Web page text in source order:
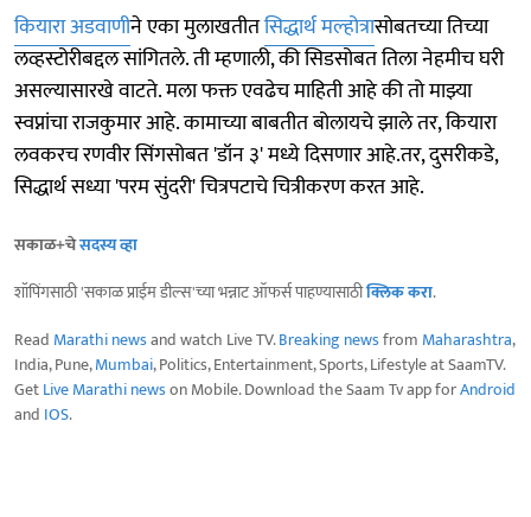
कियारा अडवाणीने एका मुलाखतीतसिद्धार्थ मल्होत्रासोबतच्या तिच्या
लव्हस्टोरीबद्दल सांगितले. ती म्हणाली, की सिडसोबत तिला नेहमीच घरी
असल्यासारखे वाटते. मला फक्त एवढेच माहिती आहे की तो माझ्या
स्वप्नांचा राजकुमार आहे. कामाच्या बाबतीत बोलायचे झाले तर, कियारा
लवकरच रणवीर सिंगसोबत 'डॉन ३' मध्ये दिसणार आहे.तर, दुसरीकडे,
सिद्धार्थ सध्या 'परम सुंदरी' चित्रपटाचे चित्रीकरण करत आहे.
सकाळ+चेसदस्य व्हा
शॉपिंगसाठी 'सकाळ प्राईम डील्स'च्या भन्नाट ऑफर्स पाहण्यासाठीक्लिक करा.
Read Marathi newsand watch Live TV.Breaking newsfrom Maharashtra,
India, Pune,Mumbai, Politics, Entertainment, Sports, Lifestyle at SaamTV.
GetLive Marathi newson Mobile. Download the Saam Tv app forAndroid
and IOS.